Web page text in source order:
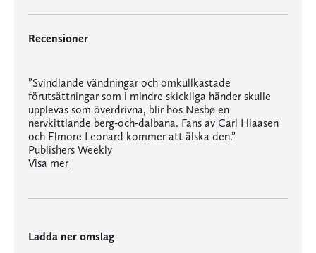
Recensioner
”Svindlande vändningar och omkullkastade
förutsättningar som i mindre skickliga händer skulle
upplevas som överdrivna, blir hos Nesbø en
nervkittlande berg-och-dalbana. Fans av Carl Hiaasen
och Elmore Leonard kommer att älska den.”
Publishers Weekly
Visa mer
Ladda ner omslag